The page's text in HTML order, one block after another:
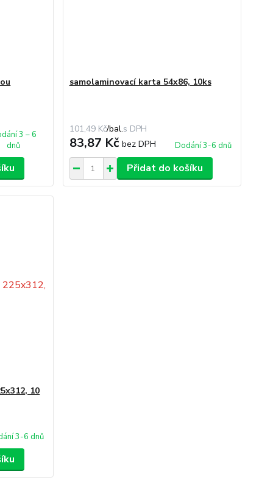
3 – 6
dnů
samolaminovací karta 54x86, 10ks
101,49 Kč/bal.
83,87 Kč bez DPH Dodání 3-6 dnů
Přidat do košíku
10
3-6 dnů